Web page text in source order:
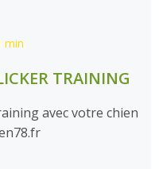
min
TRAINING
avec votre chien